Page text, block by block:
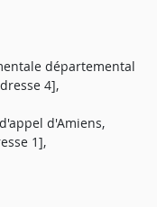
départemental
4],
d'Amiens,
1],